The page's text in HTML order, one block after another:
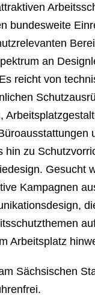
bundesweite
an
reicht von
hin zu
Gesucht
Kampagnen
Arbeitsplatz
Sächsischen